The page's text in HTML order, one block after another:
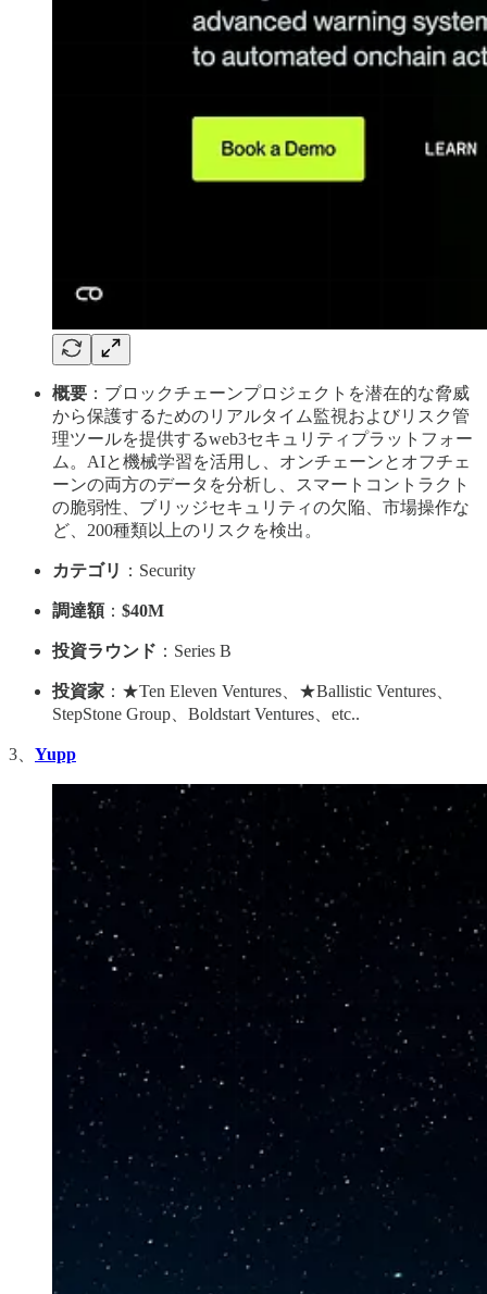
概要 ：ブロックチェーンプロジェクトを潜在的な脅威
から保護するためのリアルタイム監視およびリスク管
理ツールを提供するweb3セキュリティプラットフォー
ム。AIと機械学習を活用し、オンチェーンとオフチェ
ーンの両方のデータを分析し、スマートコントラクト
の脆弱性、ブリッジセキュリティの欠陥、市場操作な
ど、200種類以上のリスクを検出。
カテゴリ ：Security
調達額： $40M
投資ラウンド ：Series B
投資家 ：★Ten Eleven Ventures、★Ballistic Ventures、
StepStone Group、Boldstart Ventures、etc..
3、 Yupp